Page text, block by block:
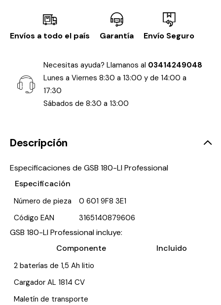
Envíos a todo el país Garantía Envío Seguro
Necesitas ayuda? Llamanos al 03414249048
Lunes a Viernes 8:30 a 13:00 y de 14:00 a
17:30
Sábados de 8:30 a 13:00
Descripción
Especificaciones de GSB 180-LI Professional
Especificación
Número de pieza
0 601 9F8 3E1
Código EAN
3165140879606
GSB 180-LI Professional incluye:
Componente
Incluido
2 baterías de 1,5 Ah litio
Cargador AL 1814 CV
Maletín de transporte